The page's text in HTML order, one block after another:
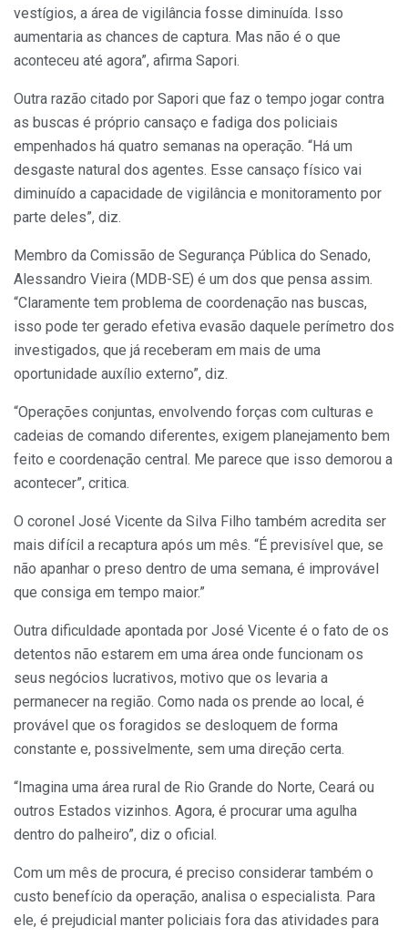
vestígios, a área de vigilância fosse diminuída. Isso
aumentaria as chances de captura. Mas não é o que
aconteceu até agora”, afirma Sapori.
Outra razão citado por Sapori que faz o tempo jogar contra
as buscas é próprio cansaço e fadiga dos policiais
empenhados há quatro semanas na operação. “Há um
desgaste natural dos agentes. Esse cansaço físico vai
diminuído a capacidade de vigilância e monitoramento por
parte deles”, diz.
Membro da Comissão de Segurança Pública do Senado,
Alessandro Vieira (MDB-SE) é um dos que pensa assim.
“Claramente tem problema de coordenação nas buscas,
isso pode ter gerado efetiva evasão daquele perímetro dos
investigados, que já receberam em mais de uma
oportunidade auxílio externo”, diz.
“Operações conjuntas, envolvendo forças com culturas e
cadeias de comando diferentes, exigem planejamento bem
feito e coordenação central. Me parece que isso demorou a
acontecer”, critica.
O coronel José Vicente da Silva Filho também acredita ser
mais difícil a recaptura após um mês. “É previsível que, se
não apanhar o preso dentro de uma semana, é improvável
que consiga em tempo maior.”
Outra dificuldade apontada por José Vicente é o fato de os
detentos não estarem em uma área onde funcionam os
seus negócios lucrativos, motivo que os levaria a
permanecer na região. Como nada os prende ao local, é
provável que os foragidos se desloquem de forma
constante e, possivelmente, sem uma direção certa.
“Imagina uma área rural de Rio Grande do Norte, Ceará ou
outros Estados vizinhos. Agora, é procurar uma agulha
dentro do palheiro”, diz o oficial.
Com um mês de procura, é preciso considerar também o
custo benefício da operação, analisa o especialista. Para
ele, é prejudicial manter policiais fora das atividades para